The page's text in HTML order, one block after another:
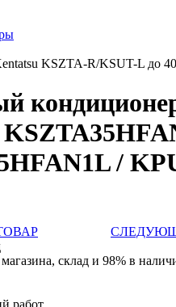
KSZTA-R/KSUT-L до
/
склад и 98% в